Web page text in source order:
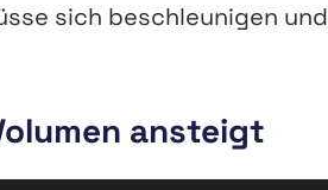
sich beschleunigen und
ansteigt